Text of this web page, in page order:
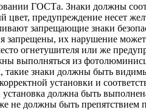
ГОСТа. Знаки должны
цвет, предупреждение
запрещающие знаки
их нарушение может
огнетушителя или же
выполняться из
такие знаки должны быть
установки и
должна быть
не должны быть препятствием